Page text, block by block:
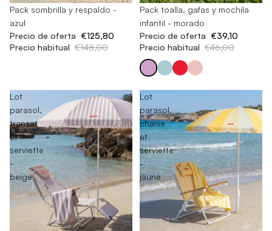
-15%
Pack sombrilla y respaldo -
azul
Precio de oferta €125,80
Precio habitual €148,00
En rupture de stock
Pack toalla, gafas y mochila
infantil - morado
Precio de oferta €39,10
Precio habitual €46,00
Lot
parasol,
transat
et
serviette
-
beige
Lot
parasol,
chaise
et
serviette
-
jaune